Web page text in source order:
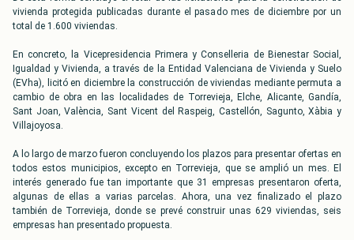
vivienda protegida publicadas durante el pasado mes de diciembre por un
total de 1.600 viviendas.
En concreto, la Vicepresidencia Primera y Conselleria de Bienestar Social,
Igualdad y Vivienda, a través de la Entidad Valenciana de Vivienda y Suelo
(EVha), licitó en diciembre la construcción de viviendas mediante permuta a
cambio de obra en las localidades de Torrevieja, Elche, Alicante, Gandía,
Sant Joan, València, Sant Vicent del Raspeig, Castellón, Sagunto, Xàbia y
Villajoyosa.
A lo largo de marzo fueron concluyendo los plazos para presentar ofertas en
todos estos municipios, excepto en Torrevieja, que se amplió un mes. El
interés generado fue tan importante que 31 empresas presentaron oferta,
algunas de ellas a varias parcelas. Ahora, una vez finalizado el plazo
también de Torrevieja, donde se prevé construir unas 629 viviendas, seis
empresas han presentado propuesta.